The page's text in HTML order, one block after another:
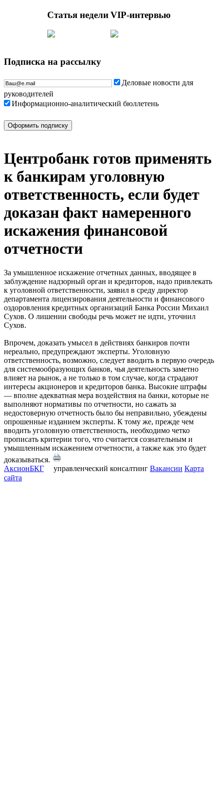
Статья неделиVIP-интервью
Подписка на рассылку
Деловые новости для
руководителей
Информационно-аналитический бюллетень
Центробанк готов применять
к банкирам уголовную
ответственность, если будет
доказан факт намеренного
искажения финансовой
отчетности
За умышленное искажение отчетных данных, вводящее в
заблуждение надзорный орган и кредиторов, надо привлекать
к уголовной ответственности, заявил в среду директор
департамента лицензирования деятельности и финансового
оздоровления кредитных организаций Банка России Михаил
Сухов. О лишении свободы речь может не идти, уточнил
Сухов.
Впрочем, доказать умысел в действиях банкиров почти
нереально, предупреждают эксперты. Уголовную
ответственность, возможно, следует вводить в первую очередь
для системообразующих банков, чья деятельность заметно
влияет на рынок, а не только в том случае, когда страдают
интересы акционеров и кредиторов банка. Высокие штрафы
— вполне адекватная мера воздействия на банки, которые не
выполняют нормативы по отчетности, но сажать за
недостоверную отчетность было бы неправильно, убеждены
опрошенные изданием эксперты. К тому же, прежде чем
вводить уголовную ответственность, необходимо четко
прописать критерии того, что считается сознательным и
умышленным искажением отчетности, а также как это будет
доказываться.
АксионБКГ управленческий консалтинг Вакансии Карта
сайта